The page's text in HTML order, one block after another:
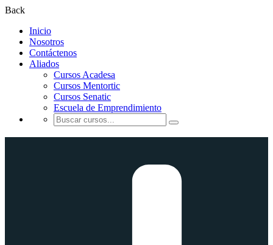
Back
Inicio
Nosotros
Contáctenos
Aliados
Cursos Acadesa
Cursos Mentortic
Cursos Senatic
Escuela de Emprendimiento